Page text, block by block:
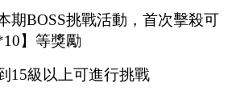
期BOSS挑戰活動，首次擊殺可
10】等獎勵
15級以上可進行挑戰